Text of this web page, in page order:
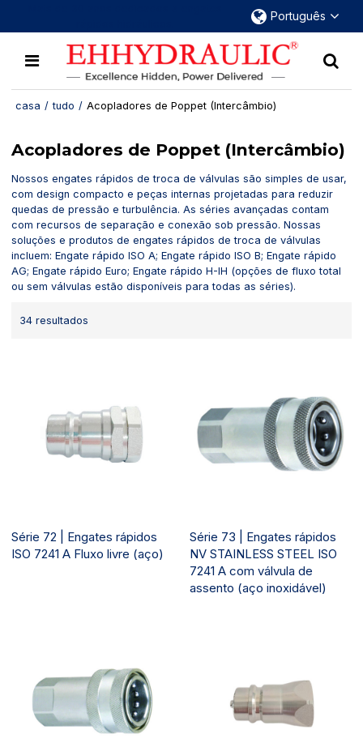
Português
casa / tudo / Acopladores de Poppet (Intercâmbio)
Acopladores de Poppet (Intercâmbio)
Nossos engates rápidos de troca de válvulas são simples de usar,
com design compacto e peças internas projetadas para reduzir
quedas de pressão e turbulência. As séries avançadas contam
com recursos de separação e conexão sob pressão. Nossas
soluções e produtos de engates rápidos de troca de válvulas
incluem: Engate rápido ISO A; Engate rápido ISO B; Engate rápido
AG; Engate rápido Euro; Engate rápido H-IH (opções de fluxo total
ou sem válvulas estão disponíveis para todas as séries).
34 resultados
Série 72 | Engates rápidos
ISO 7241 A Fluxo livre (aço)
Série 73 | Engates rápidos
NV STAINLESS STEEL ISO
7241 A com válvula de
assento (aço inoxidável)